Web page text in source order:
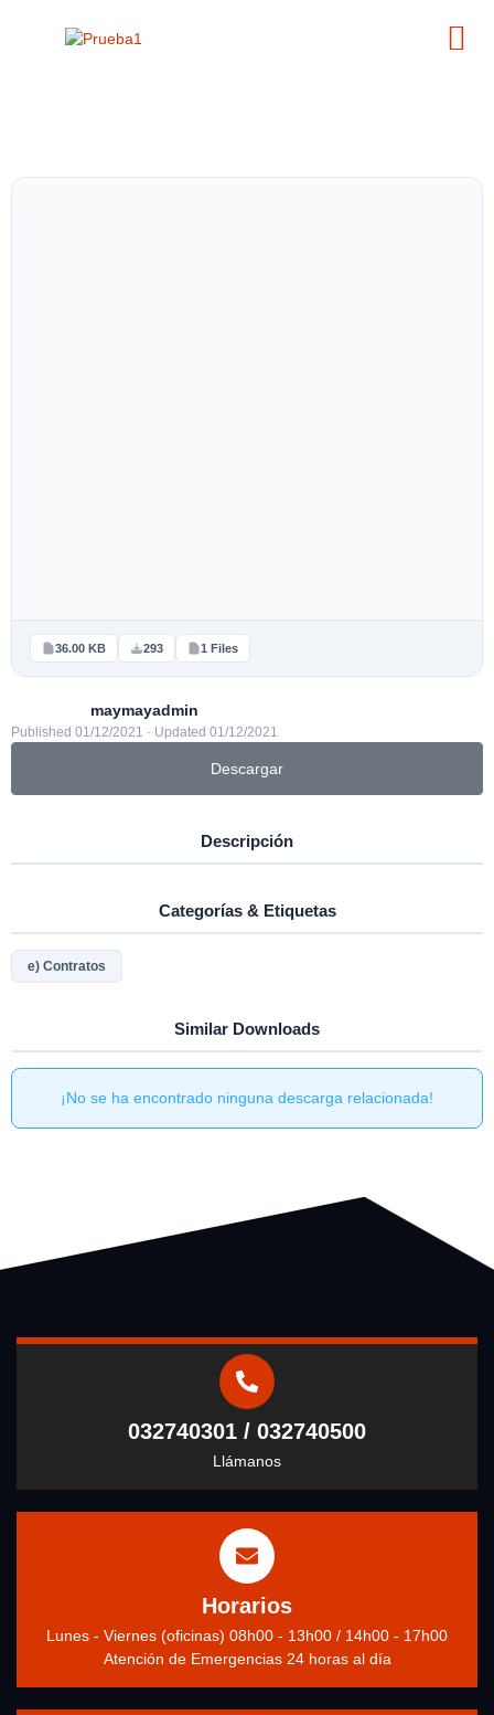
36.00 KB 293 1 Files
maymayadmin
Published 01/12/2021 · Updated 01/12/2021
Descargar
Descripción
Categorías & Etiquetas
e) Contratos
Similar Downloads
¡No se ha encontrado ninguna descarga relacionada!
032740301 / 032740500
Llámanos
Horarios
Lunes - Viernes (oficinas) 08h00 - 13h00 / 14h00 - 17h00
Atención de Emergencias 24 horas al día